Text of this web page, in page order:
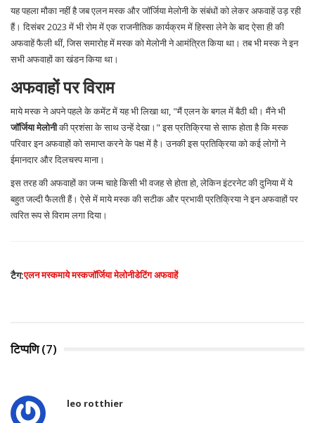
यह पहला मौका नहीं है जब एलन मस्क और जॉर्जिया मेलोनी के संबंधों को लेकर अफवाहें उड़ रही
हैं। दिसंबर 2023 में भी रोम में एक राजनीतिक कार्यक्रम में हिस्सा लेने के बाद ऐसा ही की
अफवाहें फैली थीं, जिस समारोह में मस्क को मेलोनी ने आमंत्रित किया था। तब भी मस्क ने इन
सभी अफवाहों का खंडन किया था।
अफवाहों पर विराम
माये मस्क ने अपने पहले के कमेंट में यह भी लिखा था, "मैं एलन के बगल में बैठी थी। मैंने भी
जॉर्जिया मेलोनीकी प्रशंसा के साथ उन्हें देखा।" इस प्रतिक्रिया से साफ होता है कि मस्क
परिवार इन अफवाहों को समाप्त करने के पक्ष में है। उनकी इस प्रतिक्रिया को कई लोगों ने
ईमानदार और दिलचस्प माना।
इस तरह की अफवाहों का जन्म चाहे किसी भी वजह से होता हो, लेकिन इंटरनेट की दुनिया में ये
बहुत जल्दी फैलती हैं। ऐसे में माये मस्क की सटीक और प्रभावी प्रतिक्रिया ने इन अफवाहों पर
त्वरित रूप से विराम लगा दिया।
टैग:एलन मस्कमाये मस्कजॉर्जिया मेलोनीडेटिंग अफवाहें
टिप्पणि (7)
leo rotthier